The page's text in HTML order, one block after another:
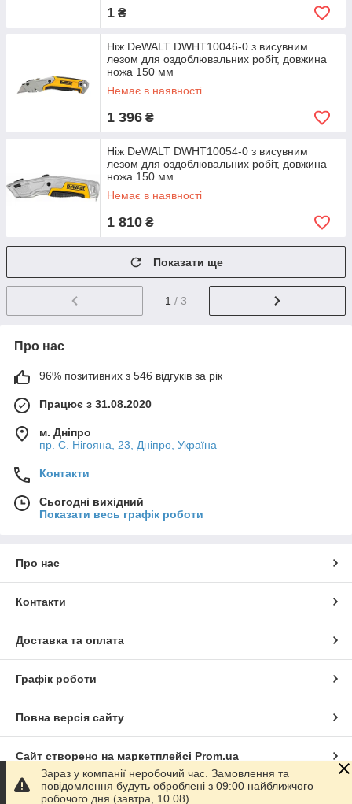
1 ₴
Ніж DeWALT DWHT10046-0 з висувним
лезом для оздоблювальних робіт, довжина
ножа 150 мм
Немає в наявності
1 396 ₴
Ніж DeWALT DWHT10054-0 з висувним
лезом для оздоблювальних робіт, довжина
ножа 150 мм
Немає в наявності
1 810 ₴
Показати ще
1 / 3
Про нас
96% позитивних з 546 відгуків за рік
Працює з 31.08.2020
м. Дніпро
пр. С. Нігояна, 23, Дніпро, Україна
Контакти
Сьогодні вихідний
Показати весь графік роботи
Про нас
Контакти
Доставка та оплата
Графік роботи
Повна версія сайту
Сайт створено на маркетплейсі Prom.ua
Політика конфіденційності
Зараз у компанії неробочий час. Замовлення та
повідомлення будуть оброблені з 09:00 найближчого
робочого дня (завтра, 10.08).